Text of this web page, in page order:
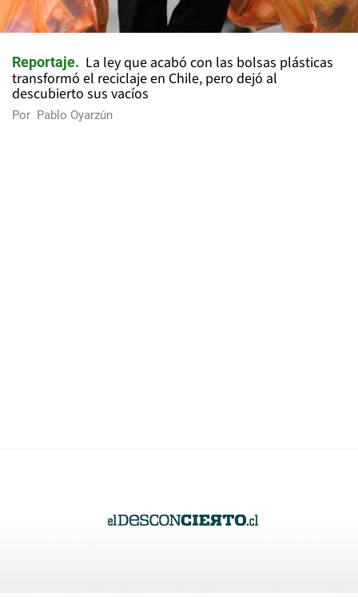
Reportaje
La ley que acabó con las bolsas plásticas
transformó el reciclaje en Chile, pero dejó al
descubierto sus vacíos
Por Pablo Oyarzún